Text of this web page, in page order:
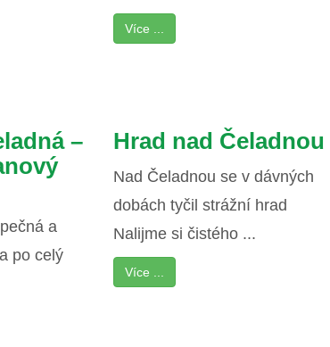
Více ...
–
a
po celý
Hrad nad Čeladnou
Nad Čeladnou se v dávných
dobách tyčil strážní hrad
Nalijme si čistého ...
Více ...